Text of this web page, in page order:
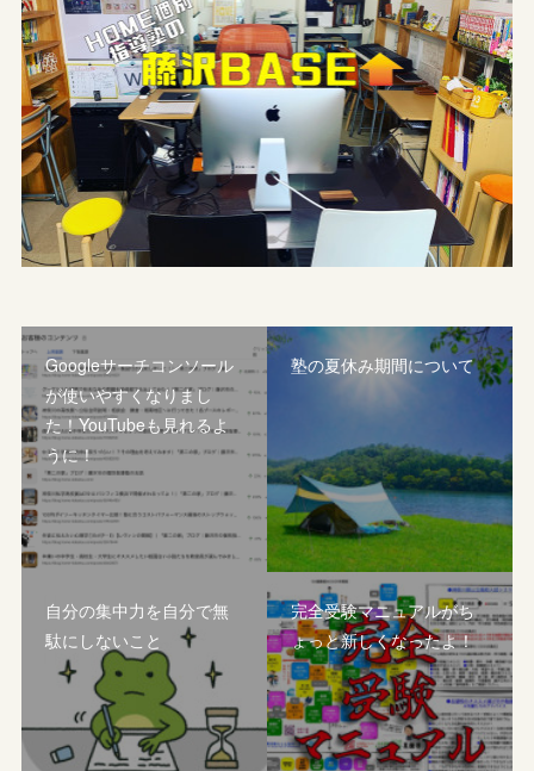
Googleサーチコンソール
が使いやすくなりまし
た！YouTubeも見れるよ
うに！
塾の夏休み期間について
自分の集中力を自分で無
駄にしないこと
完全受験マニュアルがち
ょっと新しくなったよ！